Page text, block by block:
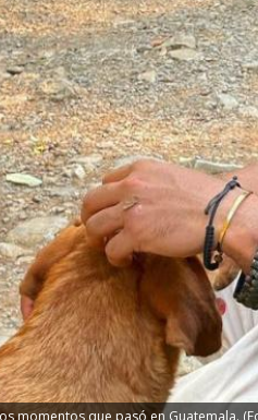
momentos que pasó en Guatemala.